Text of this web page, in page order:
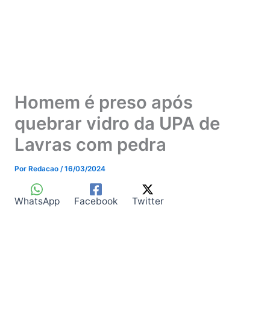
Homem é preso após
quebrar vidro da UPA de
Lavras com pedra
Por Redacao /16/03/2024
WhatsApp Facebook Twitter